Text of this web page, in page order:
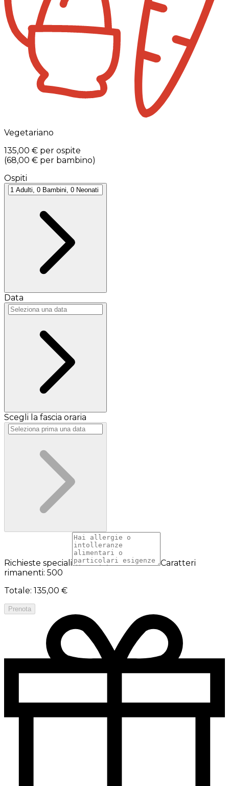
Vegetariano
135,00 € per ospite
(68,00 € per bambino)
Ospiti
Data
Scegli la fascia oraria
Richieste speciali
Caratteri
rimanenti: 500
Totale: 135,00 €
Prenota